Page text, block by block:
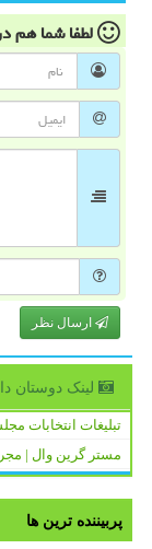
لطفا شما هم
ارسال نظر
لینک دوستان
تبلیغات انتخابات
مستر گرین وال |
پربیننده ترین ها